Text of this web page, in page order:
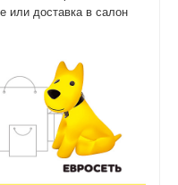
или доставка в салон